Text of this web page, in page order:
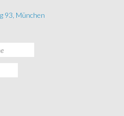
93, München